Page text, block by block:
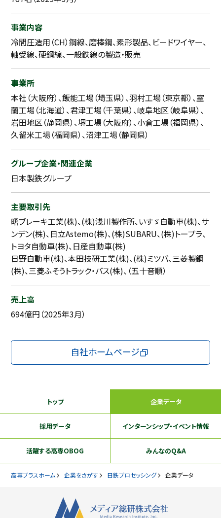
事業内容
冷間圧造用（CH）鋼線、磨棒鋼、素形製品、ビードワイヤー、
軸受線、硬鋼線、一般鉄線の製造・販売
事業所
本社（大阪府）、飯能工場（埼玉県）、羽村工場（東京都）、室
蘭工場（北海道）、君津工場（千葉県）、岐阜地区（岐阜県）、
岩田地区（静岡県）、堺工場（大阪府）、小倉工場（福岡県）、
久留米工場（福岡県）、沼津工場（静岡県）
グループ企業・関連企業
日本製鉄グループ
主要取引先
曙ブレーキ工業(株)、(株)浅川製作所、いすゞ自動車(株)、サ
ンデン(株)、日立Astemo(株)、(株)SUBARU、(株)トープラ、
トヨタ自動車(株)、日産自動車(株)
日野自動車(株)、本田技研工業(株)、(株)ミツバ、三菱製鋼
(株)、三菱ふそうトラック・バス(株)、（五十音順）
売上高
694億円（2025年3月）
自社ホームページ
トップ 企業データ
採用データ インターンシップ・イベント情報
活躍する高専OBOG みんなのQ&A
高専プラスホーム 企業をさがす 日鉄プロセッシング 企業データ